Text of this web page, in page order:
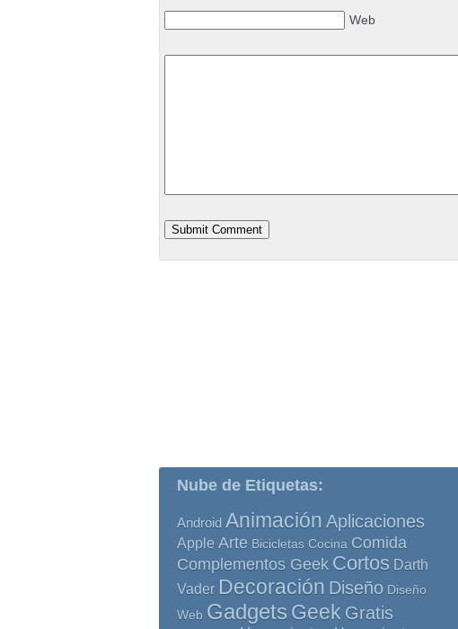
Web
Nube de Etiquetas:
Android Animación Aplicaciones
Apple Arte Bicicletas Cocina Comida
Complementos Geek Cortos Darth
Vader Decoración Diseño Diseño
Web Gadgets Geek Gratis